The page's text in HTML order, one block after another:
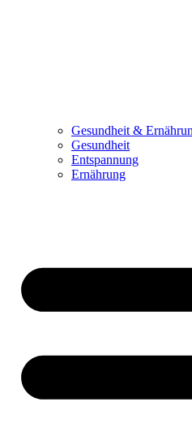
Gesundheit &
Gesundheit
Entspannung
Ernährung